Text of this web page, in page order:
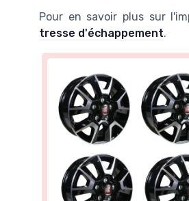
Pour en savoir plus sur
tresse d'échappement.